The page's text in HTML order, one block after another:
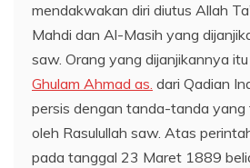
mendakwakan diri diutus Allah
Mahdi dan Al-Masih yang
saw. Orang yang dijanjikannya
Ghulam Ahmad as. dari Qadian
persis dengan tanda-tanda yang
oleh Rasulullah saw. Atas
pada tanggal 23 Maret 1889